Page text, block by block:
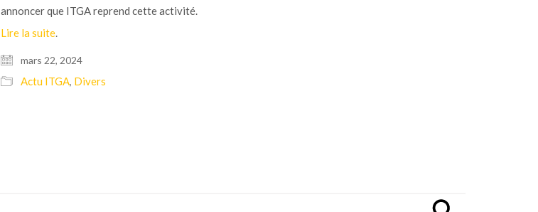
annoncer que ITGA reprend cette activité.
Lire la suite.
mars 22, 2024
Actu ITGA, Divers